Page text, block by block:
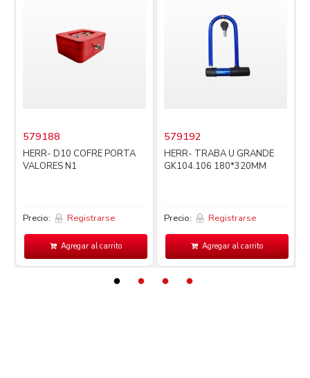
579188
HERR- D10 COFRE PORTA
VALORES N1
Precio: Registrarse
Agregar al carrito
579192
HERR- TRABA U GRANDE
GK104.106 180*320MM
Precio: Registrarse
Agregar al carrito